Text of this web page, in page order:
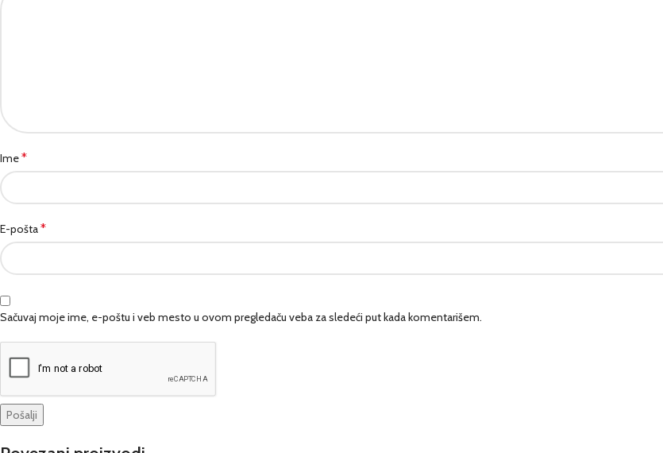
Ime*
E-pošta*
Sačuvaj moje ime, e-poštu i veb mesto u ovom pregledaču veba za sledeći put kada komentarišem.